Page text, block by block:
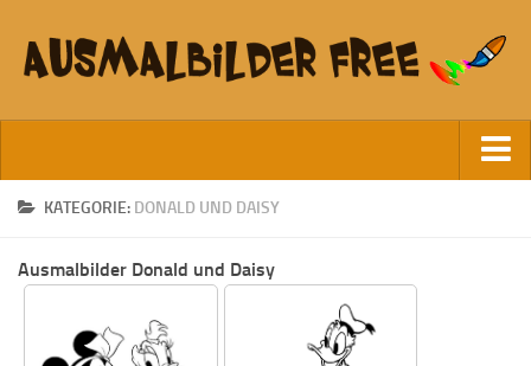
Startseite
KATEGORIE: DONALD UND DAISY
Ausmalbilder Donald und Daisy